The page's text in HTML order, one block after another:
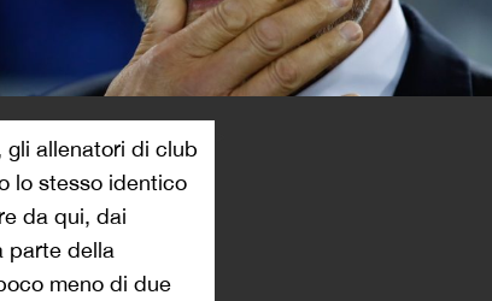
allenatori di club
lo stesso identico
da qui, dai
parte della
meno di due